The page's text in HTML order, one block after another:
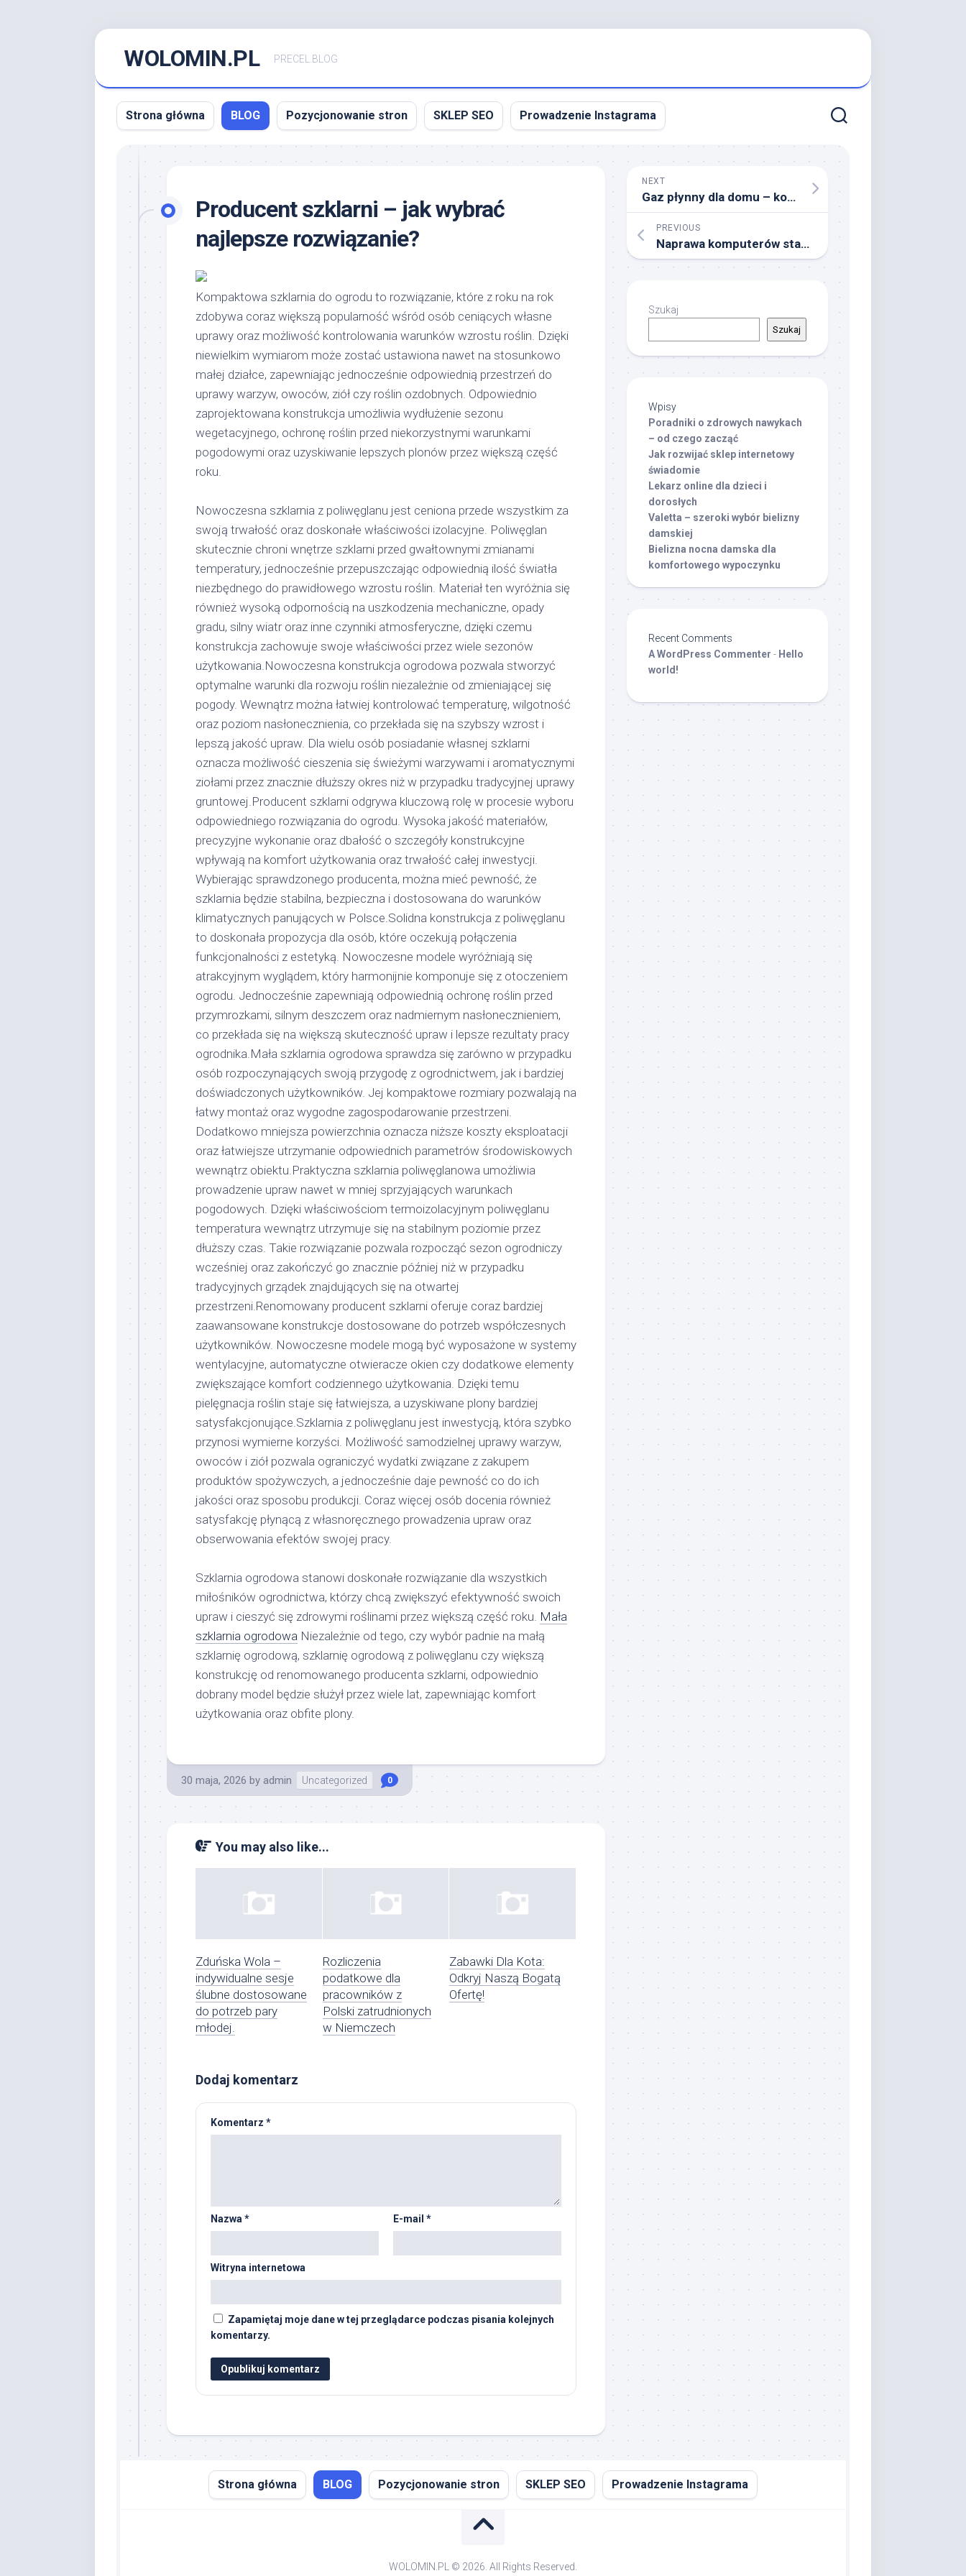
WOLOMIN.PL PRECEL.BLOG
Strona główna BLOG Pozycjonowanie stron SKLEP SEO Prowadzenie Instagrama
Producent szklarni – jak wybrać
najlepsze rozwiązanie?
Kompaktowa szklarnia do ogrodu to rozwiązanie, które z roku na rok
zdobywa coraz większą popularność wśród osób ceniących własne
uprawy oraz możliwość kontrolowania warunków wzrostu roślin. Dzięki
niewielkim wymiarom może zostać ustawiona nawet na stosunkowo
małej działce, zapewniając jednocześnie odpowiednią przestrzeń do
uprawy warzyw, owoców, ziół czy roślin ozdobnych. Odpowiednio
zaprojektowana konstrukcja umożliwia wydłużenie sezonu
wegetacyjnego, ochronę roślin przed niekorzystnymi warunkami
pogodowymi oraz uzyskiwanie lepszych plonów przez większą część
roku.
Nowoczesna szklarnia z poliwęglanu jest ceniona przede wszystkim za
swoją trwałość oraz doskonałe właściwości izolacyjne. Poliwęglan
skutecznie chroni wnętrze szklarni przed gwałtownymi zmianami
temperatury, jednocześnie przepuszczając odpowiednią ilość światła
niezbędnego do prawidłowego wzrostu roślin. Materiał ten wyróżnia się
również wysoką odpornością na uszkodzenia mechaniczne, opady
gradu, silny wiatr oraz inne czynniki atmosferyczne, dzięki czemu
konstrukcja zachowuje swoje właściwości przez wiele sezonów
użytkowania.Nowoczesna konstrukcja ogrodowa pozwala stworzyć
optymalne warunki dla rozwoju roślin niezależnie od zmieniającej się
pogody. Wewnątrz można łatwiej kontrolować temperaturę, wilgotność
oraz poziom nasłonecznienia, co przekłada się na szybszy wzrost i
lepszą jakość upraw. Dla wielu osób posiadanie własnej szklarni
oznacza możliwość cieszenia się świeżymi warzywami i aromatycznymi
ziołami przez znacznie dłuższy okres niż w przypadku tradycyjnej uprawy
gruntowej.Producent szklarni odgrywa kluczową rolę w procesie wyboru
odpowiedniego rozwiązania do ogrodu. Wysoka jakość materiałów,
precyzyjne wykonanie oraz dbałość o szczegóły konstrukcyjne
wpływają na komfort użytkowania oraz trwałość całej inwestycji.
Wybierając sprawdzonego producenta, można mieć pewność, że
szklarnia będzie stabilna, bezpieczna i dostosowana do warunków
klimatycznych panujących w Polsce.Solidna konstrukcja z poliwęglanu
to doskonała propozycja dla osób, które oczekują połączenia
funkcjonalności z estetyką. Nowoczesne modele wyróżniają się
atrakcyjnym wyglądem, który harmonijnie komponuje się z otoczeniem
ogrodu. Jednocześnie zapewniają odpowiednią ochronę roślin przed
przymrozkami, silnym deszczem oraz nadmiernym nasłonecznieniem,
co przekłada się na większą skuteczność upraw i lepsze rezultaty pracy
ogrodnika.Mała szklarnia ogrodowa sprawdza się zarówno w przypadku
osób rozpoczynających swoją przygodę z ogrodnictwem, jak i bardziej
doświadczonych użytkowników. Jej kompaktowe rozmiary pozwalają na
łatwy montaż oraz wygodne zagospodarowanie przestrzeni.
Dodatkowo mniejsza powierzchnia oznacza niższe koszty eksploatacji
oraz łatwiejsze utrzymanie odpowiednich parametrów środowiskowych
wewnątrz obiektu.Praktyczna szklarnia poliwęglanowa umożliwia
prowadzenie upraw nawet w mniej sprzyjających warunkach
pogodowych. Dzięki właściwościom termoizolacyjnym poliwęglanu
temperatura wewnątrz utrzymuje się na stabilnym poziomie przez
dłuższy czas. Takie rozwiązanie pozwala rozpocząć sezon ogrodniczy
wcześniej oraz zakończyć go znacznie później niż w przypadku
tradycyjnych grządek znajdujących się na otwartej
przestrzeni.Renomowany producent szklarni oferuje coraz bardziej
zaawansowane konstrukcje dostosowane do potrzeb współczesnych
użytkowników. Nowoczesne modele mogą być wyposażone w systemy
wentylacyjne, automatyczne otwieracze okien czy dodatkowe elementy
zwiększające komfort codziennego użytkowania. Dzięki temu
pielęgnacja roślin staje się łatwiejsza, a uzyskiwane plony bardziej
satysfakcjonujące.Szklarnia z poliwęglanu jest inwestycją, która szybko
przynosi wymierne korzyści. Możliwość samodzielnej uprawy warzyw,
owoców i ziół pozwala ograniczyć wydatki związane z zakupem
produktów spożywczych, a jednocześnie daje pewność co do ich
jakości oraz sposobu produkcji. Coraz więcej osób docenia również
satysfakcję płynącą z własnoręcznego prowadzenia upraw oraz
obserwowania efektów swojej pracy.
Szklarnia ogrodowa stanowi doskonałe rozwiązanie dla wszystkich
miłośników ogrodnictwa, którzy chcą zwiększyć efektywność swoich
upraw i cieszyć się zdrowymi roślinami przez większą część roku. Mała
szklarnia ogrodowa Niezależnie od tego, czy wybór padnie na małą
szklarnię ogrodową, szklarnię ogrodową z poliwęglanu czy większą
konstrukcję od renomowanego producenta szklarni, odpowiednio
dobrany model będzie służył przez wiele lat, zapewniając komfort
użytkowania oraz obfite plony.
30 maja, 2026 by admin Uncategorized 0
You may also like...
Zduńska Wola –
indywidualne sesje
ślubne dostosowane
do potrzeb pary
młodej.
Rozliczenia
podatkowe dla
pracowników z
Polski zatrudnionych
w Niemczech
Zabawki Dla Kota:
Odkryj Naszą Bogatą
Ofertę!
Dodaj komentarz
Komentarz *
Nazwa * E-mail *
Witryna internetowa
Zapamiętaj moje dane w tej przeglądarce podczas pisania kolejnych
komentarzy.
NEXT
Gaz płynny dla domu – komfort i wygoda użytkowania
PREVIOUS
Naprawa komputerów stacjonarnych i laptopów Warszawa
Szukaj
Szukaj
Wpisy
Poradniki o zdrowych nawykach
– od czego zacząć
Jak rozwijać sklep internetowy
świadomie
Lekarz online dla dzieci i
dorosłych
Valetta – szeroki wybór bielizny
damskiej
Bielizna nocna damska dla
komfortowego wypoczynku
Recent Comments
A WordPress Commenter - Hello
world!
Strona główna BLOG Pozycjonowanie stron SKLEP SEO Prowadzenie Instagrama
WOLOMIN.PL © 2026. All Rights Reserved.